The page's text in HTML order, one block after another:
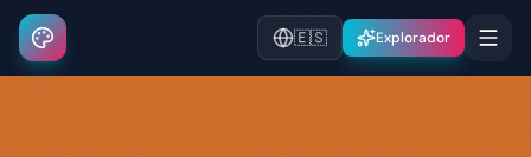
🇪🇸 Explorador